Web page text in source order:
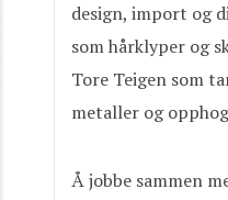
design, import og
som hårklyper og
Tore Teigen som
metaller og
Å jobbe sammen